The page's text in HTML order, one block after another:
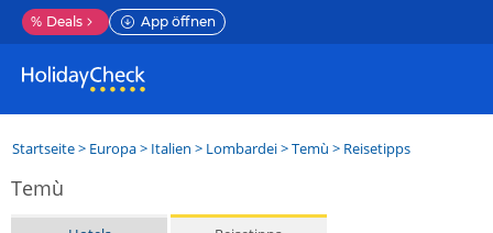
% Deals App öffnen
Startseite> Europa> Italien > Lombardei>Temù > Reisetipps
Temù